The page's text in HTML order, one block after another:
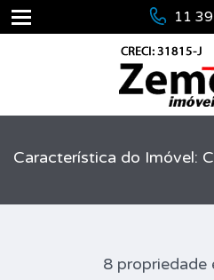
11
Característica do Imóvel:
8 propriedade